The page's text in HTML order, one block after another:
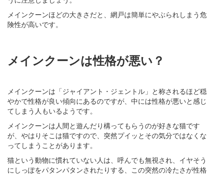
メインクーンほどの大きさだと、網戸は簡単にやぶられしまう危
険性が高いです。
メインクーンは性格が悪い？
メインクーンは「ジャイアント・ジェントル」と称されるほど穏
やかで性格が良い傾向にあるのですが、中には性格が悪いと感じ
てしまう人もいるようです。
メインクーンは人間と遊んだり構ってもらうのが好きな猫です
が、やはりそこは猫ですので、突然プイッとその気分ではなくな
ってしまうことがあります。
猫という動物に慣れていない人は、呼んでも無視され、イヤそう
にしっぽをパタンパタンされたりする、この突然の冷たさが性格